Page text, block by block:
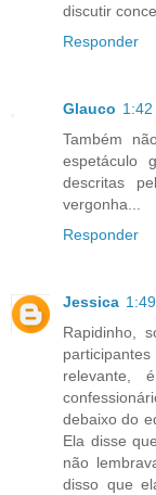
discutir
Responder
Glauco
Também
espetáculo
descritas
vergonha...
Responder
Jessica
Rapidinho,
relevante,
debaixo do
Ela disse
não
disso que